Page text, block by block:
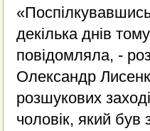
декілька днів
повідомляла, -
Олександр
розшукових
чоловік, який